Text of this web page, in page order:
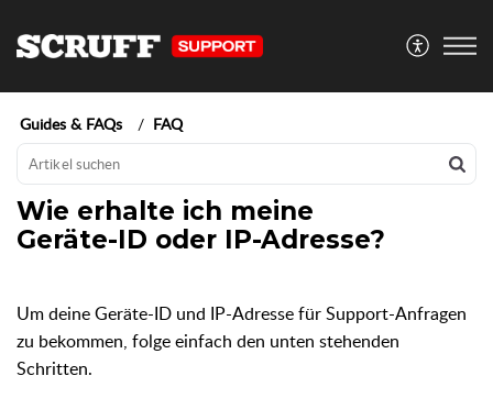
Guides & FAQs FAQ
Wie erhalte ich meine
Geräte-ID oder IP-Adresse?
Um deine Geräte-ID und IP-Adresse für Support-Anfragen
zu bekommen, folge einfach den unten stehenden
Schritten.